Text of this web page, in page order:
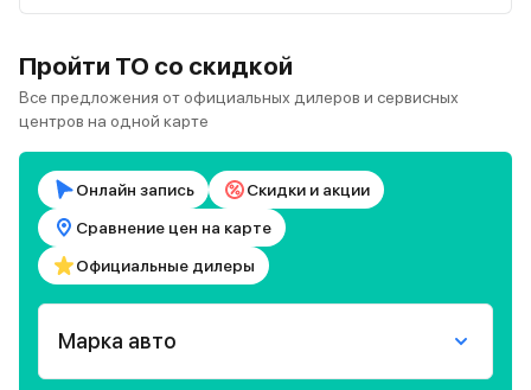
Пройти ТО со скидкой
Все предложения от официальных дилеров и сервисных
центров на одной карте
Онлайн запись
Скидки и акции
Сравнение цен на карте
Официальные дилеры
Марка авто